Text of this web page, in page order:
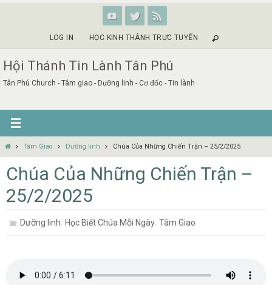
LOG IN HỌC KINH THÁNH TRỰC TUYẾN
Hội Thánh Tin Lành Tân Phú
Tân Phú Church - Tâm giao - Dưỡng linh - Cơ đốc - Tin lành
HomeTâm Giao Dưỡng linh Chúa Của Những Chiến Trận – 25/2/2025
Chúa Của Những Chiến Trận –
25/2/2025
Dưỡng linh,Học Biết Chúa Mỗi Ngày,Tâm Giao